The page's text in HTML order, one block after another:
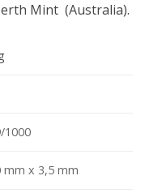
Mint (Australia).
1000
mm x 3,5 mm